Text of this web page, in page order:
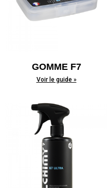
GOMME F7
Voir le guide »